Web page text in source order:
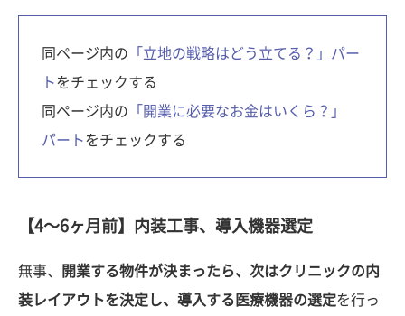
同ページ内の 「立地の戦略はどう立てる？」パー
トをチェックする
同ページ内の 「開業に必要なお金はいくら？」
パートをチェックする
【4〜6ヶ月前】内装工事、導入機器選定
無事、
開業する物件が決まったら、次はクリニックの内
装レイアウトを決定し、導入する医療機器の選定を行っ